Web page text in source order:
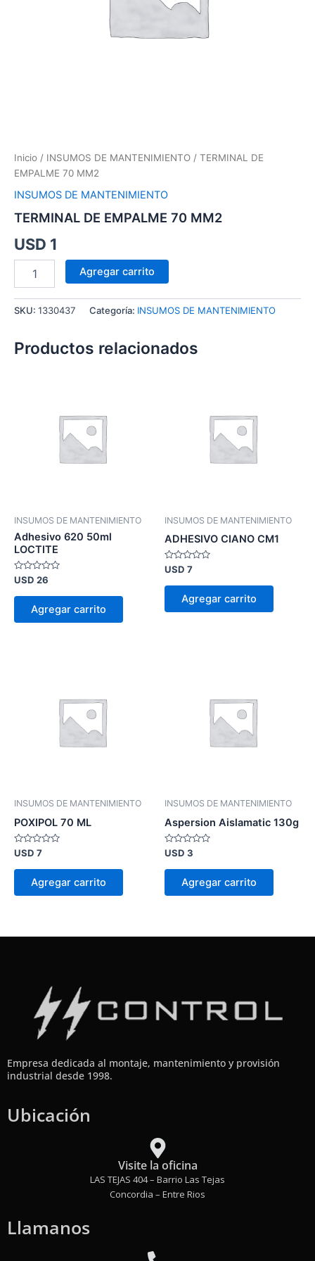
Inicio / INSUMOS DE MANTENIMIENTO / TERMINAL DE
EMPALME 70 MM2
INSUMOS DE MANTENIMIENTO
TERMINAL DE EMPALME 70 MM2
USD 1
Agregar carrito
SKU: 1330437 Categoría: INSUMOS DE MANTENIMIENTO
Productos relacionados
INSUMOS DE MANTENIMIENTO
Adhesivo 620 50ml
LOCTITE
Valorado
0
USD 26
Agregar carrito
INSUMOS DE MANTENIMIENTO
ADHESIVO CIANO CM1
Valorado
0
USD 7
Agregar carrito
INSUMOS DE MANTENIMIENTO
POXIPOL 70 ML
Valorado
en
0
USD 7
Agregar carrito
INSUMOS DE MANTENIMIENTO
Aspersion Aislamatic 130g
Valorado
en
0
USD 3
Agregar carrito
Empresa dedicada al montaje, mantenimiento y provisión
industrial desde 1998.
Ubicación
Visite la oficina
LAS TEJAS 404 – Barrio Las Tejas
Concordia – Entre Rios
Llamanos